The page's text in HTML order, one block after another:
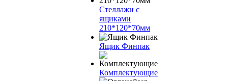
Стеллажи с
ящиками
210*120*70мм
Ящик Финпак
Комплектующие